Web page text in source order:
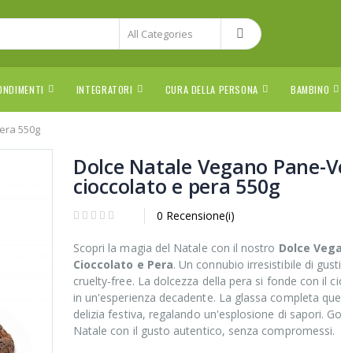
INTEGRATORI CURA DELLA PERSONA BAMBINO
550g
Dolce Natale Vegano Pane-
cioccolato e pera 550g
0 Recensione(i)
Scopri la magia del Natale con il nostro Dolce
Cioccolato e Pera. Un connubio irresistibile di
cruelty-free. La dolcezza della pera si fonde con il
in un'esperienza decadente. La glassa completa
delizia festiva, regalando un'esplosione di sapori.
Natale con il gusto autentico, senza compromessi.